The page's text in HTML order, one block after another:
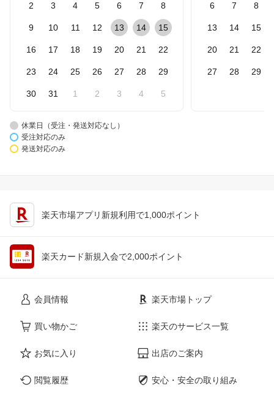
2 3 4 5 6 7 8
9 10 11 12 13 14 15
16 17 18 19 20 21 22
23 24 25 26 27 28 29
30 31 1 2 3 4 5
6 7 8
13 14 15
20 21 22
27 28 29
休業日（受注・発送対応なし）
受注対応のみ
発送対応のみ
楽天市場アプリ新規利用で1,000ポイント
楽天カード新規入会で2,000ポイント
会員情報
買い物かご
お気に入り
閲覧履歴
楽天市場トップ
楽天のサービス一覧
出店のご案内
安心・安全の取り組み